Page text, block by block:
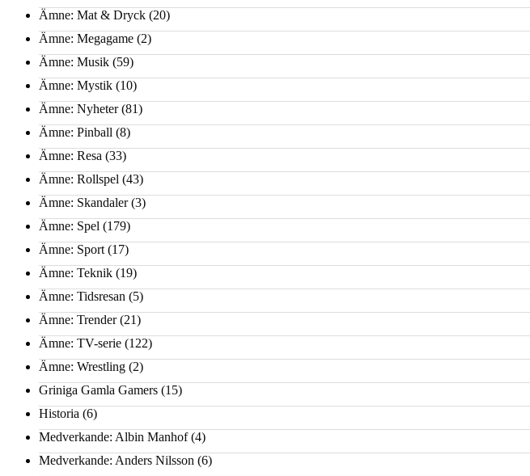
Ämne: Mat & Dryck (20)
Ämne: Megagame (2)
Ämne: Musik (59)
Ämne: Mystik (10)
Ämne: Nyheter(81)
Ämne: Pinball (8)
Ämne: Resa (33)
Ämne: Rollspel (43)
Ämne: Skandaler(3)
Ämne: Spel (179)
Ämne: Sport (17)
Ämne: Teknik (19)
Ämne: Tidsresan (5)
Ämne: Trender(21)
Ämne: TV-serie (122)
Ämne: Wrestling (2)
Griniga Gamla Gamers (15)
Historia (6)
Medverkande: Albin Manhof(4)
Medverkande: Anders Nilsson (6)